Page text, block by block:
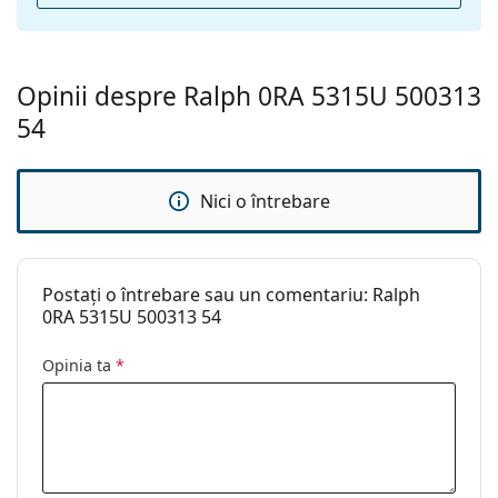
curățat:
Altele
Ochelari de soare
Brand:
Ralph
Cod:
0RA5315U 500313 54
Opinii despre Ralph 0RA 5315U 500313
54
Nici o întrebare
Postați o întrebare sau un comentariu: Ralph
0RA 5315U 500313 54
Opinia ta *